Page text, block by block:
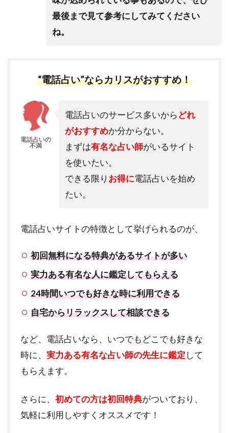
最後まで見て参考にしてみてください
ね。
“電話占い”ならカリスがおすすめ！
電話占いの
不満
電話占いのサービス多いからどれ
がおすすめか分からない。
まずは有名な占い師がいるサイト
を使いたい。
できる限り お得に電話占いを始め
たい。
電話占いサイトの特徴として挙げられるのが、
初回無料になる特典があるサイトが多い
実力ある有名な人に鑑定してもらえる
24時間いつでも好きな時に利用できる
自宅からリラックスして相談できる
など、電話占いなら、いつでもどこでも好きな
時に、 実力ある有名な占い師の先生に鑑定して
もらえます。
さらに、 初めての方は初回特典がついており、
気軽に利用しやすくオススメです！